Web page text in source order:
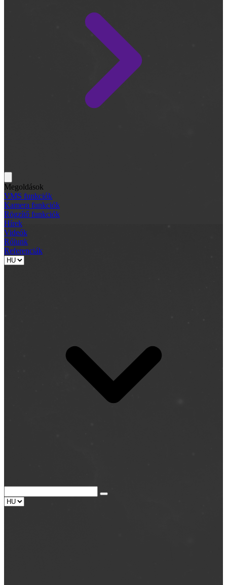
Megoldások
VMS funkciók
Kamera funkciók
Rögzítő funkciók
Hírek
Videók
Rólunk
Referenciák